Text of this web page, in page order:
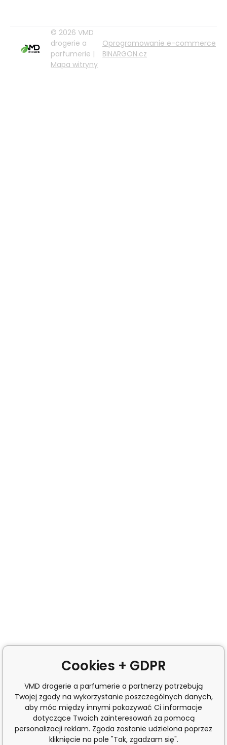
© 2026 VMD
drogerie a
parfumerie |
Mapa witryny
Oprogramowanie e-commerce
BINARGON.cz
Cookies + GDPR
VMD drogerie a parfumerie a partnerzy potrzebują
Twojej zgody na wykorzystanie poszczególnych danych,
aby móc między innymi pokazywać Ci informacje
dotyczące Twoich zainteresowań za pomocą
personalizacji reklam. Zgoda zostanie udzielona poprzez
kliknięcie na pole "Tak, zgadzam się".